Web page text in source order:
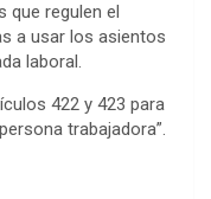
que regulen el
a usar los asientos
laboral.
422 y 423 para
trabajadora”.